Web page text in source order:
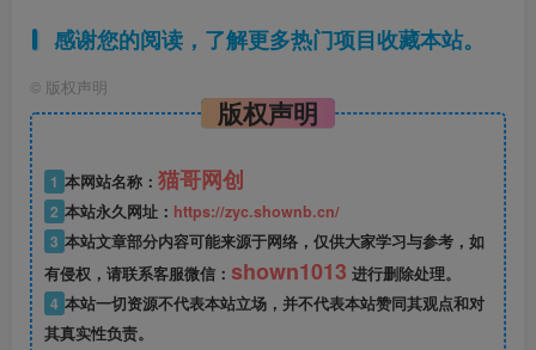
感谢您的阅读，了解更多热门项目收藏本站。
© 版权声明
版权声明
1 本网站名称： 猫哥网创
2 本站永久网址： https://zyc.shownb.cn/
3 本站文章部分内容可能来源于网络，仅供大家学习与参考，如
有侵权，请联系客服微信： shown1013 进行删除处理。
4 本站一切资源不代表本站立场，并不代表本站赞同其观点和对
其真实性负责。